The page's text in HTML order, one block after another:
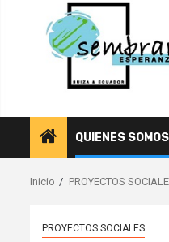
contenido
QUIENES SOMOS
Inicio PROYECTOS
PROYECTOS SOCIALES